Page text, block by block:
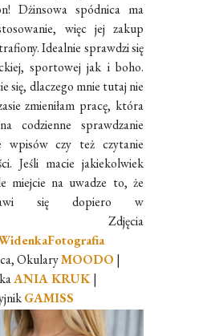
Dżinsowa spódnica ma
więc jej zakup
Idealnie sprawdzi się
sportowej jak i boho.
się, dlaczego mnie tutaj nie
zmieniłam pracę, która
codzienne sprawdzanie
wpisów czy też czytanie
Jeśli macie jakiekolwiek
miejcie na uwadze to, że
się dopiero w
Zdjęcia
OkularyMOODO |
ANIA KRUK |
GAMISS